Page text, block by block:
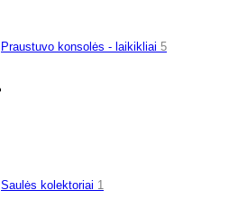
Praustuvo konsolės - laikikliai 5
Saulės kolektoriai 1